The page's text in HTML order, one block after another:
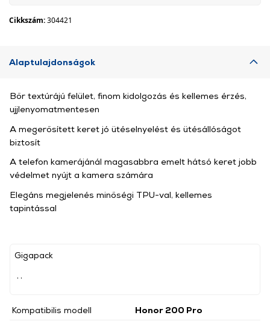
Cikkszám:304421
Alaptulajdonságok
Gigapack
Kompatibilis modell
Honor 200 Pro
Bőr textúrájú felület, finom kidolgozás és kellemes érzés,
ujjlenyomatmentesen
A megerősített keret jó ütéselnyelést és ütésállóságot
biztosít
A telefon kamerájánál magasabbra emelt hátsó keret jobb
védelmet nyújt a kamera számára
Elegáns megjelenés minőségi TPU-val, kellemes
tapintással